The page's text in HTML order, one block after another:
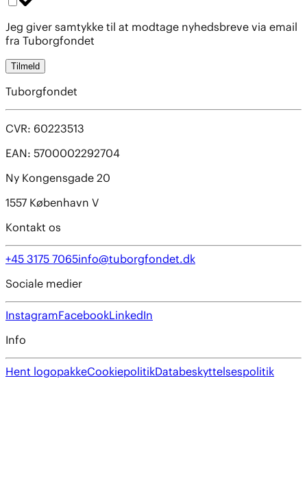
Jeg giver samtykke til at modtage nyhedsbreve via email
fra Tuborgfondet
Tilmeld
Tuborgfondet
CVR: 60223513
EAN: 5700002292704
Ny Kongensgade 20
1557 København V
Kontakt os
+45 3175 7065info@tuborgfondet.dk
Sociale medier
InstagramFacebookLinkedIn
Info
Hent logopakkeCookiepolitikDatabeskyttelsespolitik